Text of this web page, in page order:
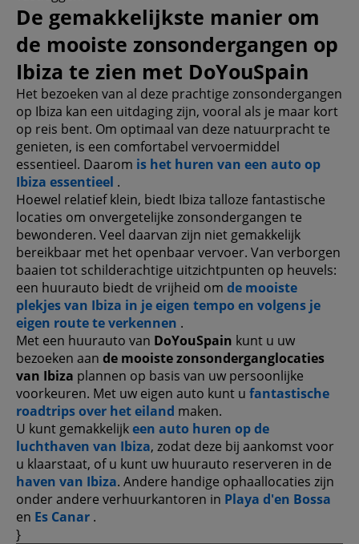
De gemakkelijkste manier om
de mooiste zonsondergangen op
Ibiza te zien met DoYouSpain
Het bezoeken van al deze prachtige zonsondergangen
op Ibiza kan een uitdaging zijn, vooral als je maar kort
op reis bent. Om optimaal van deze natuurpracht te
genieten, is een comfortabel vervoermiddel
essentieel. Daarom is het huren van een auto op
Ibiza essentieel .
Hoewel relatief klein, biedt Ibiza talloze fantastische
locaties om onvergetelijke zonsondergangen te
bewonderen. Veel daarvan zijn niet gemakkelijk
bereikbaar met het openbaar vervoer. Van verborgen
baaien tot schilderachtige uitzichtpunten op heuvels:
een huurauto biedt de vrijheid om de mooiste
plekjes van Ibiza in je eigen tempo en volgens je
eigen route te verkennen .
Met een huurauto van DoYouSpain kunt u uw
bezoeken aan de mooiste zonsonderganglocaties
van Ibiza plannen op basis van uw persoonlijke
voorkeuren. Met uw eigen auto kunt u fantastische
roadtrips over het eiland maken.
U kunt gemakkelijkeen auto huren op de
luchthaven van Ibiza, zodat deze bij aankomst voor
u klaarstaat, of u kunt uw huurauto reserveren in de
haven van Ibiza. Andere handige ophaallocaties zijn
onder andere verhuurkantoren in Playa d'en Bossa
en Es Canar .
}